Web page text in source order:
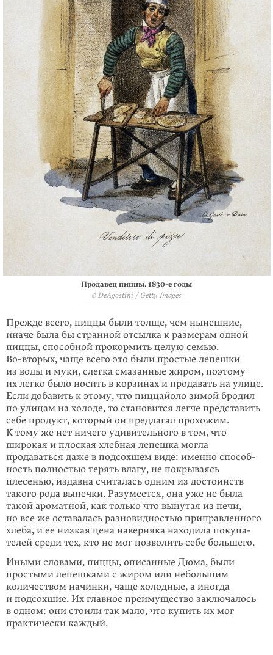
Продавец пиццы. 1830-е годы
© DeAgostini / Getty Images
Прежде всего, пиццы были толще, чем нынешние,
иначе была бы странной отсылка к размерам одной
пиццы, способной прокормить целую семью.
Во-вторых, чаще всего это были простые лепешки
из воды и муки, слегка смазанные жиром, поэтому
их легко было носить в корзинах и продавать на улице.
Если добавить к этому, что пиццайоло зимой бродил
по улицам на холоде, то становится легче представить
себе продукт, который он предлагал прохожим.
К тому же нет ничего удивительного в том, что
широкая и плоская хлебная лепешка могла
продаваться даже в подсохшем виде: именно способ­
ность полностью терять влагу, не покрываясь
плесенью, издавна считалась одним из достоинств
такого рода выпечки. Разумеется, она уже не была
такой ароматной, как только что вынутая из печи,
но все же оставалась разновид­ностью приправленного
хлеба, и ее низкая цена наверняка находила покупа­
телей среди тех, кто не мог позволить себе большего.
Иными словами, пиццы, описанные Дюма, были
простыми лепешками с жиром или небольшим
количеством начинки, чаще холодные, а иногда
и подсохшие. Их главное преимущество заключалось
в одном: они стоили так мало, что купить их мог
практически каждый.